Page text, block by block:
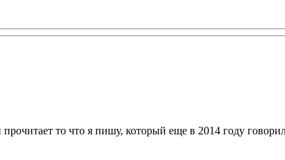
то что я пишу, который еще в 2014 году